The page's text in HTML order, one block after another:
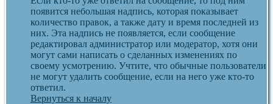
появится небольшая надпись, которая показывает
количество правок, а также дату и время последней из
них. Эта надпись не появляется, если сообщение
редактировал администратор или модератор, хотя они
могут сами написать о сделанных изменениях по
своему усмотрению. Учтите, что обычные пользователи
не могут удалить сообщение, если на него уже кто-то
ответил.
Вернуться к началу